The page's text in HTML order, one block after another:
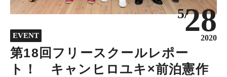
EVENT
5/28
2020
第18回フリースクールレポー
ト！ キャンヒロユキ×前泊憲作